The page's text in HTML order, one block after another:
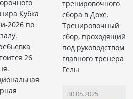
Кубка
2026 по
26
тренировочного
сбора в Дохе.
Тренировочный
сбор, проходящий
под руководством
главного тренера
Гелы
30.05.2025